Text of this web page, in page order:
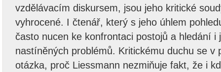
vzdělávacím diskursem, jsou jeho kritické
vyhrocené. I čtenář, který s jeho úhlem
často nucen ke konfrontaci postojů a hledání i
nastíněných problémů. Kritickému duchu se v
otázka, proč Liessmann nezmiňuje fakt, že i